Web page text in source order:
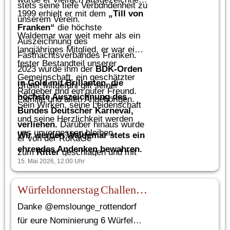
stets seine tiefe Verbundenheit zu
unserem Verein.
1999 erhielt er mit dem „Till von
Franken“ die höchste
Auszeichnung des
Fastnachtsverbandes Franken.
2023 wurde ihm derBDK-Orden
in Gold mit Brillanten, die
höchste Auszeichnung des
Bundes Deutscher Karneval,
verliehen.Darüber hinaus wurde
er von der RoKaGe
zumRittergeschlagen und mit
derEhrennadelunseres
Vereinsausgezeichnet.
Waldemar war weit mehr als ein
langjähriges Mitglied, er war ein
fester Bestandteil unserer
Gemeinschaft, ein geschätzter
Ratgeber und ein guter Freund.
Sein Wirken, seine Leidenschaft
und seine Herzlichkeit werden
uns unvergessen bleiben.
Unser Mitgefühl gilt seiner
Familie und allen Angehörigen.
Wir werden Waldemar stets ein
ehrendes Andenken bewahren.
15. Mai 2026, 12:00 Uhr
Würfeldonnerstag Challenge 🎲
Danke @emslounge_rottendorf
für eure Nominierung 6 Würfel